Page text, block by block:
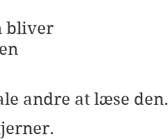
bliver
andre at læse den.